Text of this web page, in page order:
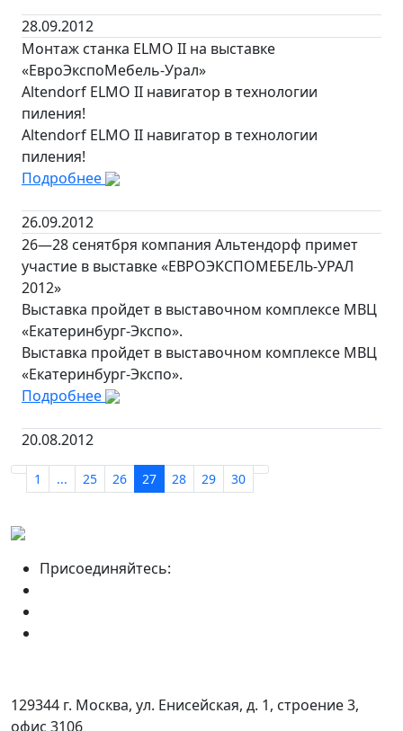
28.09.2012
Монтаж станка ELMO II на выставке
«ЕвроЭкспоМебель-Урал»
Altendorf ELMO II навигатор в технологии
пиления!
Altendorf ELMO II навигатор в технологии
пиления!
Подробнее
26.09.2012
26—28 сенятбря компания Альтендорф примет
участие в выставке «ЕВРОЭКСПОМЕБЕЛЬ-УРАЛ
2012»
Выставка пройдет в выставочном комплексе МВЦ
«Екатеринбург-Экспо».
Выставка пройдет в выставочном комплексе МВЦ
«Екатеринбург-Экспо».
Подробнее
20.08.2012
1 ... 25 26 27 28 29 30
Присоединяйтесь:
129344 г. Москва, ул. Енисейская, д. 1, строение 3,
офис 3106